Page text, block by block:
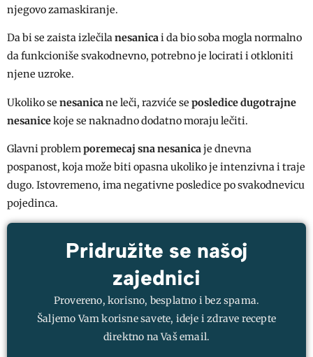
njegovo zamaskiranje.
Da bi se zaista izlečilanesanicai da bio soba mogla normalno
da funkcioniše svakodnevno, potrebno je locirati i otkloniti
njene uzroke.
Ukoliko se nesanicane leči, razviće se posledice dugotrajne
nesanicekoje se naknadno dodatno moraju lečiti.
Glavni problemporemecaj sna nesanicaje dnevna
pospanost, koja može biti opasna ukoliko je intenzivna i traje
dugo. Istovremeno, ima negativne posledice po svakodnevicu
pojedinca.
Pridružite se našoj
zajednici
Provereno, korisno, besplatno i bez spama.
Šaljemo Vam korisne savete, ideje i zdrave recepte
direktno na Vaš email.